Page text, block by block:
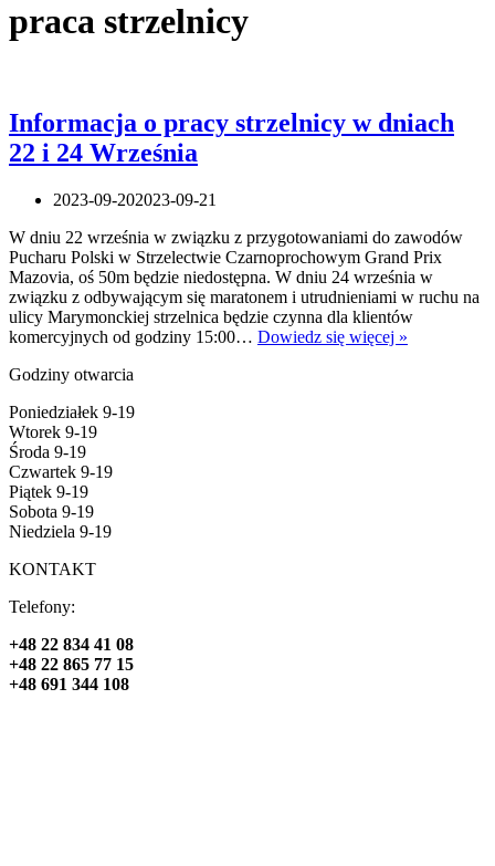
praca strzelnicy
Informacja o pracy strzelnicy w dniach
22 i 24 Września
2023-09-202023-09-21
W dniu 22 września w związku z przygotowaniami do zawodów
Pucharu Polski w Strzelectwie Czarnoprochowym Grand Prix
Mazovia, oś 50m będzie niedostępna. W dniu 24 września w
związku z odbywającym się maratonem i utrudnieniami w ruchu na
ulicy Marymonckiej strzelnica będzie czynna dla klientów
komercyjnych od godziny 15:00… Dowiedz się więcej »
Godziny otwarcia
Poniedziałek 9-19
Wtorek 9-19
Środa 9-19
Czwartek 9-19
Piątek 9-19
Sobota 9-19
Niedziela 9-19
KONTAKT
Telefony:
+48 22 834 41 08
+48 22 865 77 15
+48 691 344 108